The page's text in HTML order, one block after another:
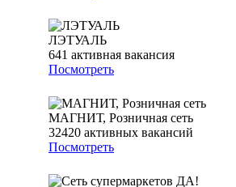
ЛЭТУАЛЬ
641 активная вакансия
Посмотреть
МАГНИТ, Розничная сеть
32420 активных вакансий
Посмотреть